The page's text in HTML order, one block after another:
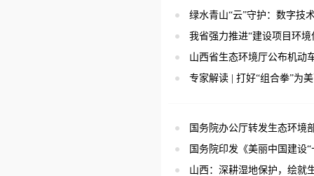
绿水青山“云”守护：数字技
我省强力推进“建设项目环
山西省生态环境厅公布机动
专家解读 | 打好“组合拳”为
国务院办公厅转发生态环境
国务院印发《美丽中国建设
山西：深耕湿地保护，绘就